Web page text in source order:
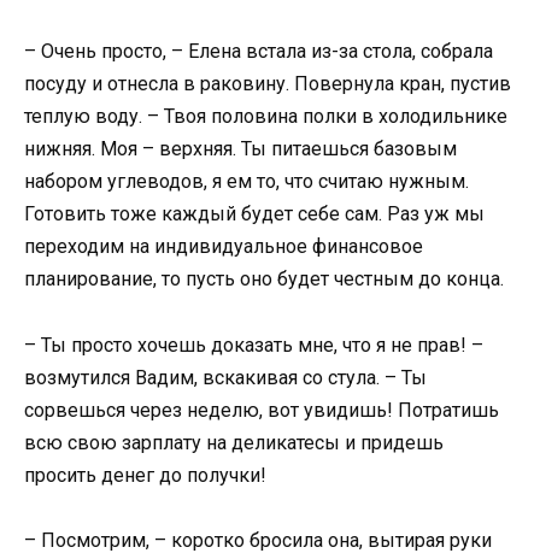
– Очень просто, – Елена встала из-за стола, собрала
посуду и отнесла в раковину. Повернула кран, пустив
теплую воду. – Твоя половина полки в холодильнике
нижняя. Моя – верхняя. Ты питаешься базовым
набором углеводов, я ем то, что считаю нужным.
Готовить тоже каждый будет себе сам. Раз уж мы
переходим на индивидуальное финансовое
планирование, то пусть оно будет честным до конца.
– Ты просто хочешь доказать мне, что я не прав! –
возмутился Вадим, вскакивая со стула. – Ты
сорвешься через неделю, вот увидишь! Потратишь
всю свою зарплату на деликатесы и придешь
просить денег до получки!
– Посмотрим, – коротко бросила она, вытирая руки